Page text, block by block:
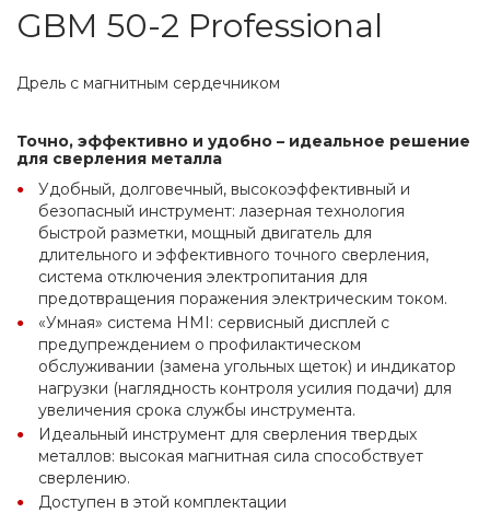
GBM 50-2 Professional
Дрель с магнитным сердечником
Точно, эффективно и удобно – идеальное решение
для сверления металла
Удобный, долговечный, высокоэффективный и
безопасный инструмент: лазерная технология
быстрой разметки, мощный двигатель для
длительного и эффективного точного сверления,
система отключения электропитания для
предотвращения поражения электрическим током.
«Умная» система HMI: сервисный дисплей с
предупреждением о профилактическом
обслуживании (замена угольных щеток) и индикатор
нагрузки (наглядность контроля усилия подачи) для
увеличения срока службы инструмента.
Идеальный инструмент для сверления твердых
металлов: высокая магнитная сила способствует
сверлению.
Доступен в этой комплектации